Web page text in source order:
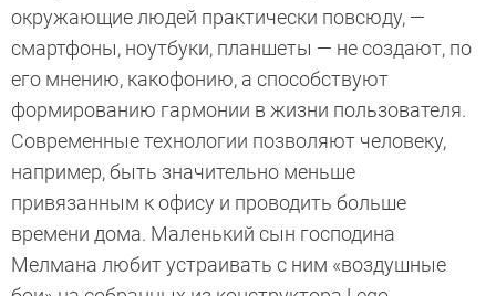
окружающие людей практически повсюду, —
смартфоны, ноутбуки, планшеты — не создают, по
его мнению, какофонию, а способствуют
формированию гармонии в жизни пользователя.
Современные технологии позволяют человеку,
например, быть значительно меньше
привязанным к офису и проводить больше
времени дома. Маленький сын господина
Мелмана любит устраивать с ним «воздушные